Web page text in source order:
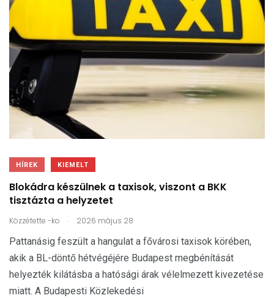
HÍREK KIEMELT
Blokádra készülnek a taxisok, viszont a BKK
tisztázta a helyzetet
Közzétette -ko . 2026 május 28
Pattanásig feszült a hangulat a fővárosi taxisok körében,
akik a BL-döntő hétvégéjére Budapest megbénítását
helyezték kilátásba a hatósági árak vélelmezett kivezetése
miatt. A Budapesti Közlekedési